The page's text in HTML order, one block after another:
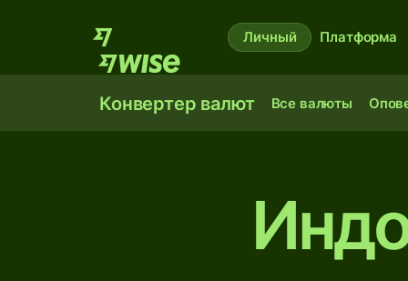
Личный Платформа
Конвертер валют Все валюты